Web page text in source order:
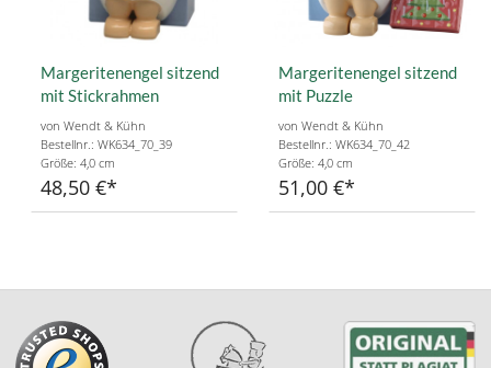
Margeritenengel sitzend
mit Stickrahmen
von Wendt & Kühn
Bestellnr.: WK634_70_39
Größe: 4,0 cm
48,50 €
Margeritenengel sitzend
mit Puzzle
von Wendt & Kühn
Bestellnr.: WK634_70_42
Größe: 4,0 cm
51,00 €